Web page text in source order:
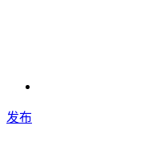
发布